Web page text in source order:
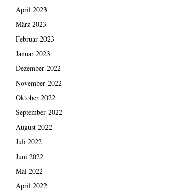
April 2023
März 2023
Februar 2023
Januar 2023
Dezember 2022
November 2022
Oktober 2022
September 2022
August 2022
Juli 2022
Juni 2022
Mai 2022
April 2022